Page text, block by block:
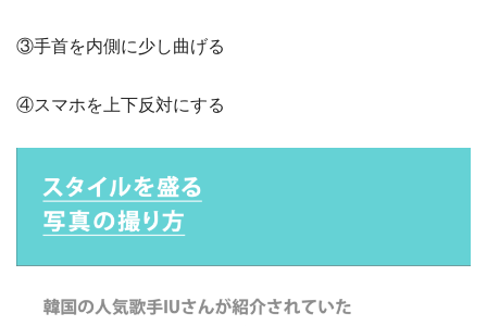
③手首を内側に少し曲げる
④スマホを上下反対にする